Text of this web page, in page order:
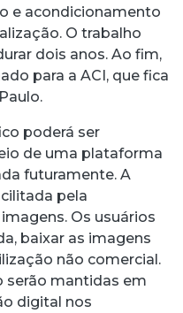
e acondicionamento
O trabalho
dois anos. Ao fim,
para a ACI, que fica
poderá ser
de uma plataforma
futuramente. A
pela
Os usuários
baixar as imagens
não comercial.
serão mantidas em
digital nos